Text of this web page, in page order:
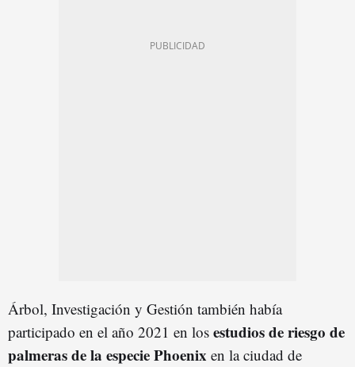
Árbol, Investigación y Gestión también había
participado en el año 2021 en los estudios de riesgo de
palmeras de la especiePhoenix en la ciudad de